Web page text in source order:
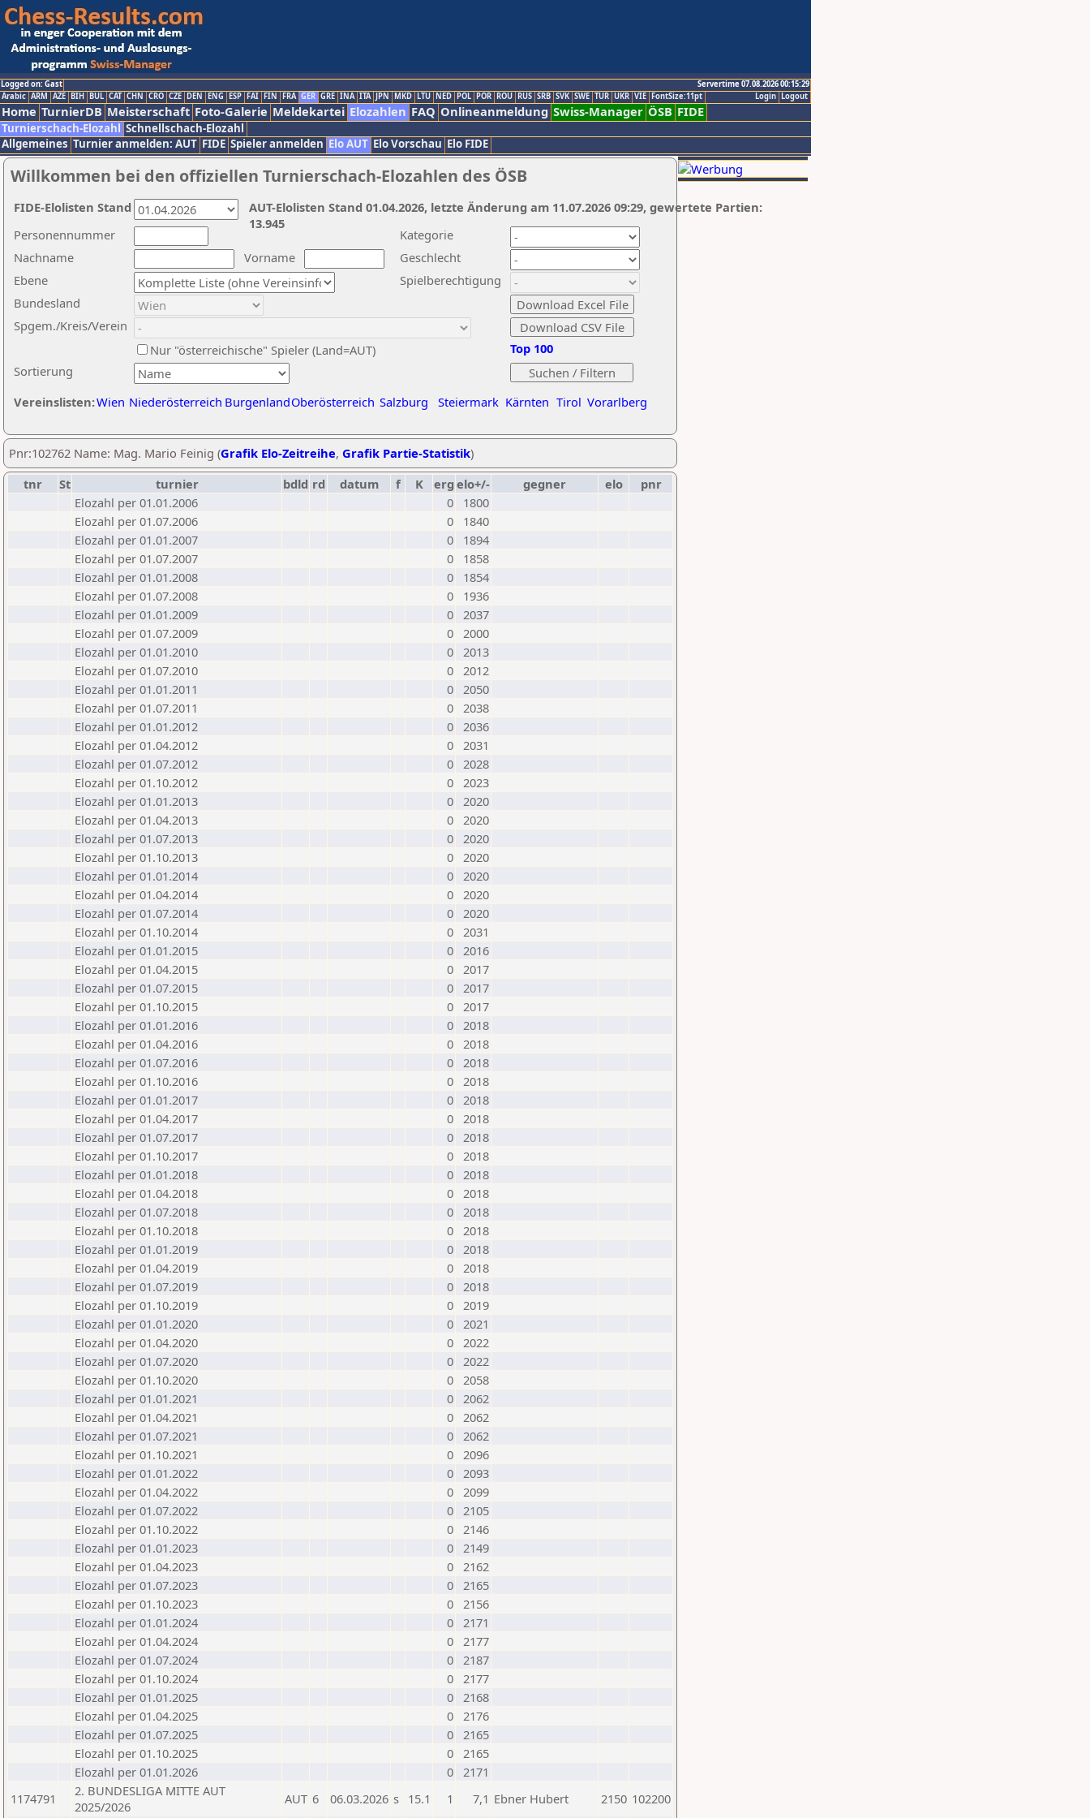
Logged on: Gast
Servertime 07.08.2026 00:15:29
Logout
Login
Arabic ARM AZE BIH BUL CAT CHN CRO CZE DEN ENG ESP FAI FIN FRA GER GRE INA ITA JPN MKD LTU NED POL POR ROU RUS SRB SVK SWE TUR UKR VIE FontSize:11pt
Home TurnierDB Meisterschaft Foto-Galerie Meldekartei Elozahlen FAQ Onlineanmeldung Swiss-Manager ÖSB FIDE
Turnierschach-Elozahl Schnellschach-Elozahl
Allgemeines Turnier anmelden: AUT FIDE Spieler anmelden Elo AUT Elo Vorschau Elo FIDE
Willkommen bei den offiziellen Turnierschach-Elozahlen des ÖSB
Nachname
Vorname
Ebene
Kategorie
Sortierung
Personennummer
Bundesland
Spgem./Kreis/Verein
Geschlecht
Nur "österreichische" Spieler (Land=AUT)
Spielberechtigung
Vereinslisten:Wien Niederösterreich BurgenlandOberösterreich Salzburg Steiermark Kärnten Tirol Vorarlberg
Top 100
AUT-Elolisten Stand 01.04.2026, letzte Änderung am 11.07.2026 09:29, gewertete Partien:
13.945
FIDE-Elolisten Stand
Pnr:102762 Name: Mag. Mario Feinig (Grafik Elo-Zeitreihe, Grafik Partie-Statistik)
tnr
St turnier bdld rd datum f K erg elo+/- gegner elo
pnr
Elozahl per 01.01.2006
0
1800
Elozahl per 01.07.2006
0
1840
Elozahl per 01.01.2007
0
1894
Elozahl per 01.07.2007
0
1858
Elozahl per 01.01.2008
0
1854
Elozahl per 01.07.2008
0
1936
Elozahl per 01.01.2009
0 2037
Elozahl per 01.07.2009
0 2000
Elozahl per 01.01.2010
0 2013
Elozahl per 01.07.2010
0 2012
Elozahl per 01.01.2011
0 2050
Elozahl per 01.07.2011
0 2038
Elozahl per 01.01.2012
0 2036
Elozahl per 01.04.2012
0 2031
Elozahl per 01.07.2012
0 2028
Elozahl per 01.10.2012
0 2023
Elozahl per 01.01.2013
0 2020
Elozahl per 01.04.2013
0 2020
Elozahl per 01.07.2013
0 2020
Elozahl per 01.10.2013
0 2020
Elozahl per 01.01.2014
0 2020
Elozahl per 01.04.2014
0 2020
Elozahl per 01.07.2014
0 2020
Elozahl per 01.10.2014
0 2031
Elozahl per 01.01.2015
0 2016
Elozahl per 01.04.2015
0 2017
Elozahl per 01.07.2015
0 2017
Elozahl per 01.10.2015
0 2017
Elozahl per 01.01.2016
0 2018
Elozahl per 01.04.2016
0 2018
Elozahl per 01.07.2016
0 2018
Elozahl per 01.10.2016
0 2018
Elozahl per 01.01.2017
0 2018
Elozahl per 01.04.2017
0 2018
Elozahl per 01.07.2017
0 2018
Elozahl per 01.10.2017
0 2018
Elozahl per 01.01.2018
0 2018
Elozahl per 01.04.2018
0 2018
Elozahl per 01.07.2018
0 2018
Elozahl per 01.10.2018
0 2018
Elozahl per 01.01.2019
0 2018
Elozahl per 01.04.2019
0 2018
Elozahl per 01.07.2019
0 2018
Elozahl per 01.10.2019
0 2019
Elozahl per 01.01.2020
0 2021
Elozahl per 01.04.2020
0 2022
Elozahl per 01.07.2020
0 2022
Elozahl per 01.10.2020
0 2058
Elozahl per 01.01.2021
0 2062
Elozahl per 01.04.2021
0 2062
Elozahl per 01.07.2021
0 2062
Elozahl per 01.10.2021
0 2096
Elozahl per 01.01.2022
0 2093
Elozahl per 01.04.2022
0 2099
Elozahl per 01.07.2022
0 2105
Elozahl per 01.10.2022
0 2146
Elozahl per 01.01.2023
0 2149
Elozahl per 01.04.2023
0 2162
Elozahl per 01.07.2023
0 2165
Elozahl per 01.10.2023
0 2156
Elozahl per 01.01.2024
0 2171
Elozahl per 01.04.2024
0 2177
Elozahl per 01.07.2024
0 2187
Elozahl per 01.10.2024
0 2177
Elozahl per 01.01.2025
0 2168
Elozahl per 01.04.2025
0 2176
Elozahl per 01.07.2025
0 2165
Elozahl per 01.10.2025
0 2165
Elozahl per 01.01.2026
0 2171
1174791
2. BUNDESLIGA MITTE AUT
2025/2026
AUT 6 06.03.2026 s 15.1 1 7,1 Ebner Hubert 2150 102200